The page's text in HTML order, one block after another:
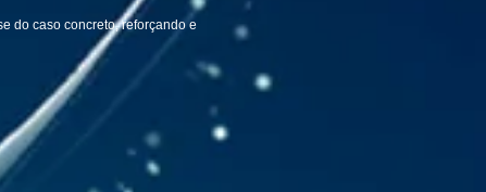
do caso concreto, reforçando e